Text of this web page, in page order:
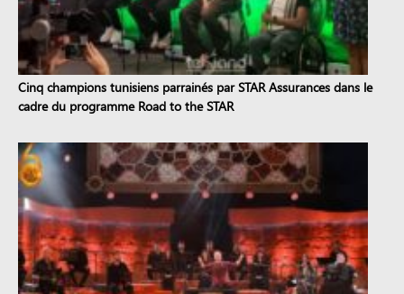
Cinq champions tunisiens parrainés par STAR Assurances dans le
cadre du programme Road to the STAR